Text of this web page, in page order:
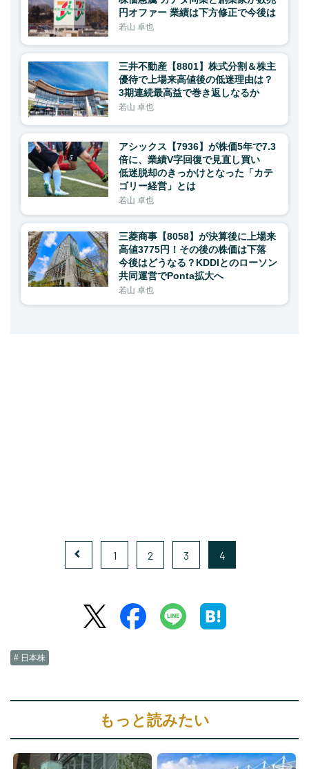
円オファー 業績は下方修正で今後は
若山 卓也
三井不動産【8801】株式分割＆株主
優待で上場来高値後の低迷理由は？
3期連続最高益で巻き返しなるか
若山 卓也
アシックス【7936】が株価5年で7.3
倍に、業績V字回復で見直し買い
低迷脱却のきっかけとなった「カテ
ゴリー経営」とは
若山 卓也
三菱商事【8058】が決算後に上場来
高値3775円！その後の株価は下落
今後はどうなる？KDDIとのローソン
共同運営でPonta拡大へ
若山 卓也
1 2 3 4
# 日本株
もっと読みたい